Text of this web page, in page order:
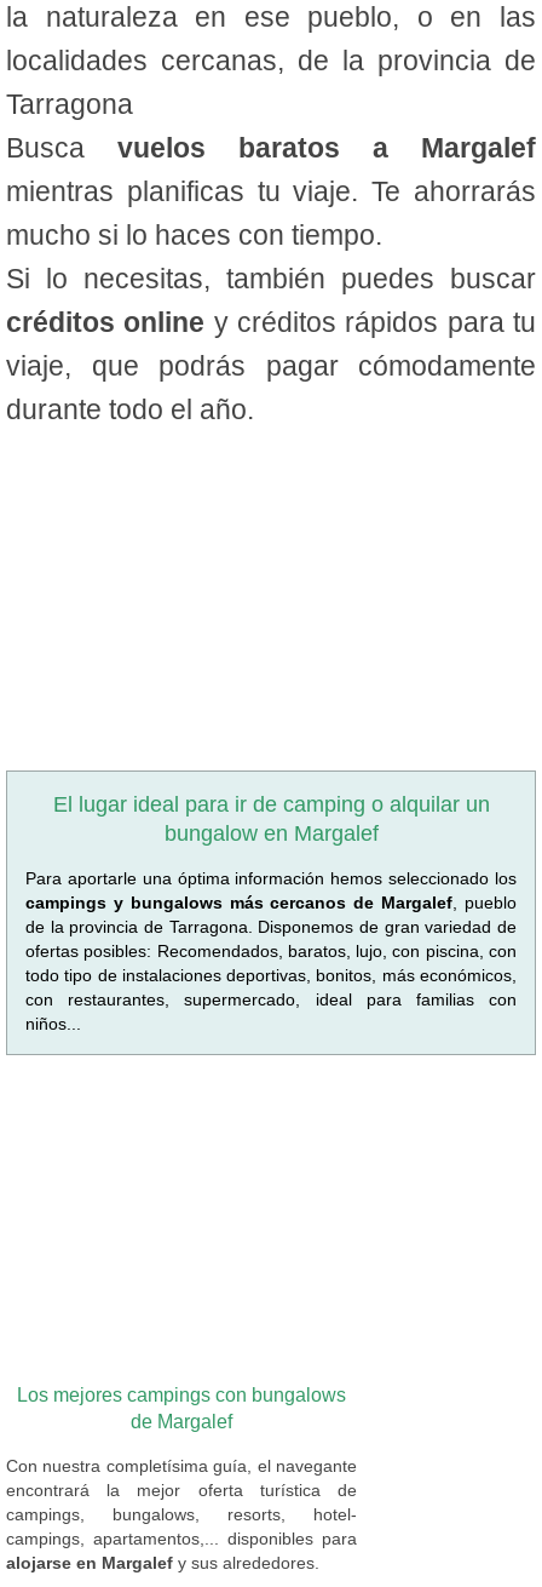
la naturaleza en ese pueblo, o en las
localidades cercanas, de la provincia de
Tarragona
Busca vuelos baratos a Margalef
mientras planificas tu viaje. Te ahorrarás
mucho si lo haces con tiempo.
Si lo necesitas, también puedes buscar
créditos online y créditos rápidos para tu
viaje, que podrás pagar cómodamente
durante todo el año.
El lugar ideal para ir de camping o alquilar un
bungalow en Margalef
Para aportarle una óptima información hemos seleccionado los
campings y bungalows más cercanos de Margalef , pueblo
de la provincia de Tarragona. Disponemos de gran variedad de
ofertas posibles: Recomendados, baratos, lujo, con piscina, con
todo tipo de instalaciones deportivas, bonitos, más económicos,
con restaurantes, supermercado, ideal para familias con
niños...
Los mejores campings con bungalows
de Margalef
Con nuestra completísima guía, el navegante
encontrará la mejor oferta turística de
campings, bungalows, resorts, hotel-
campings, apartamentos,... disponibles para
alojarse en Margalef y sus alrededores.